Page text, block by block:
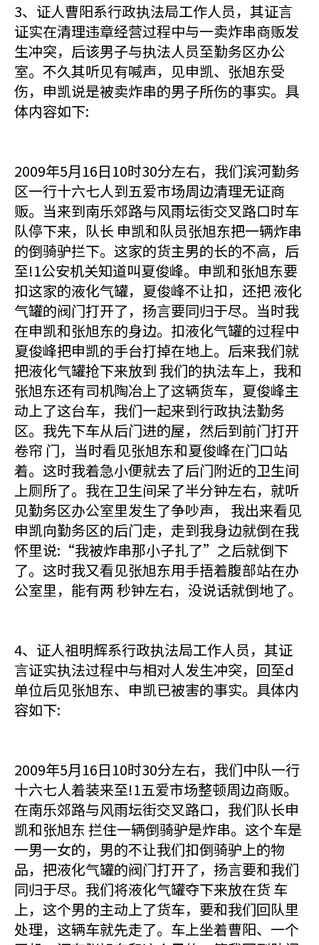
3、证人曹阳系行政执法局工作人员，其证言
证实在清理违章经营过程中与一卖炸串商贩发
生冲突，后该男子与执法人员至勤务区办公
室。不久其听见有喊声，见申凯、张旭东受
伤，申凯说是被卖炸串的男子所伤的事实。具
体内容如下:
2009年5月16日10时30分左右，我们滨河勤务
区一行十六七人到五爱市场周边清理无证商
贩。当来到南乐郊路与风雨坛街交叉路口时车
队停下来，队长 申凯和队员张旭东把一辆炸串
的倒骑驴拦下。这家的货主男的长的不高，后
至!1公安机关知道叫夏俊峰。申凯和张旭东要
扣这家的液化气罐，夏俊峰不让扣，还把 液化
气罐的阀门打开了，扬言要同归于尽。当时我
在申凯和张旭东的身边。扣液化气罐的过程中
夏俊峰把申凯的手台打掉在地上。后来我们就
把液化气罐抢下来放到 我们的执法车上，我和
张旭东还有司机陶冶上了这辆货车，夏俊峰主
动上了这台车，我们一起来到行政执法勤务
区。我先下车从后门进的屋，然后到前门打开
卷帘 门，当时看见张旭东和夏俊峰在门口站
着。这时我着急小便就去了后门附近的卫生间
上厕所了。我在卫生间呆了半分钟左右，就听
见勤务区办公室里发生了争吵声， 我出来看见
申凯向勤务区的后门走，走到我身边就倒在我
怀里说:“我被炸串那小子扎了”之后就倒下
了。这时我又看见张旭东用手捂着腹部站在办
公室里，能有两 秒钟左右，没说话就倒地了。
4、证人祖明辉系行政执法局工作人员，其证
言证实执法过程中与相对人发生冲突，回至d
单位后见张旭东、申凯已被害的事实。具体内
容如下:
2009年5月16日10时30分左右，我们中队一行
十六七人着装来至!1五爱市场整顿周边商贩。
在南乐郊路与风雨坛街交叉路口，我们队长申
凯和张旭东 拦住一辆倒骑驴是炸串。这个车是
一男一女的，男的不让我们扣倒骑驴上的物
品，把液化气罐的阀门打开了，扬言要和我们
同归于尽。我们将液化气罐夺下来放在货 车
上，这个男的主动上了货车，要和我们回队里
处理，这辆车就先走了。车上坐着曹阳、一个